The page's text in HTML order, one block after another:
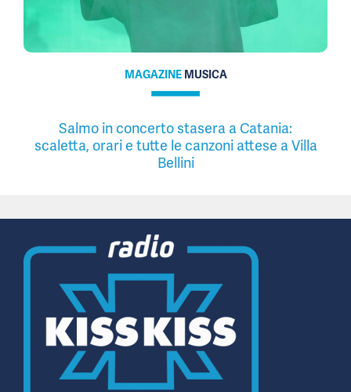
MAGAZINE MUSICA
Salmo in concerto stasera a Catania:
scaletta, orari e tutte le canzoni attese a Villa
Bellini